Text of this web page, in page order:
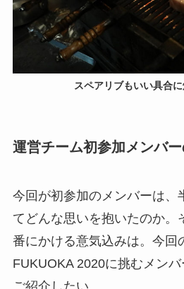
スペアリブもいい具合に
運営チーム初参加メンバ
今回が初参加のメンバーは、
てどんな思いを抱いたのか。
番にかける意気込みは。今回
FUKUOKA 2020に挑むメン